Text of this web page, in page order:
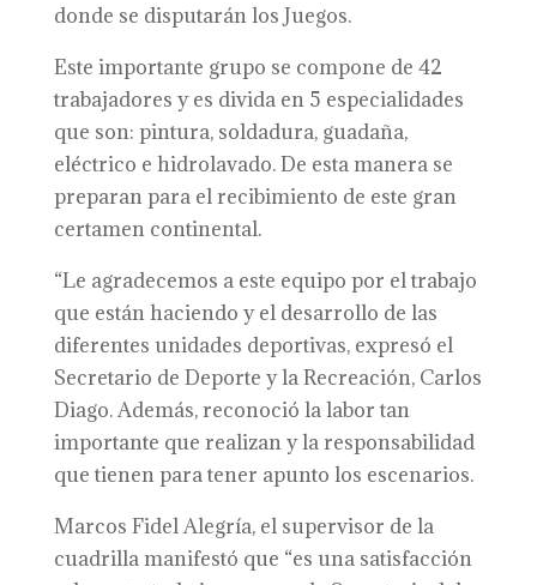
donde se disputarán los Juegos.
Este importante grupo se compone de 42
trabajadores y es divida en 5 especialidades
que son: pintura, soldadura, guadaña,
eléctrico e hidrolavado. De esta manera se
preparan para el recibimiento de este gran
certamen continental.
“Le agradecemos a este equipo por el trabajo
que están haciendo y el desarrollo de las
diferentes unidades deportivas, expresó el
Secretario de Deporte y la Recreación, Carlos
Diago. Además, reconoció la labor tan
importante que realizan y la responsabilidad
que tienen para tener apunto los escenarios.
Marcos Fidel Alegría, el supervisor de la
cuadrilla manifestó que “es una satisfacción